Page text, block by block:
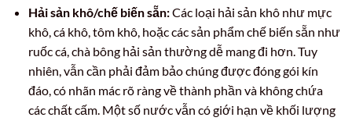
Hải sản khô/chế biến sẵn:Các loại hải sản khô như mực
khô, cá khô, tôm khô, hoặc các sản phẩm chế biến sẵn như
ruốc cá, chà bông hải sản thường dễ mang đi hơn. Tuy
nhiên, vẫn cần phải đảm bảo chúng được đóng gói kín
đáo, có nhãn mác rõ ràng về thành phần và không chứa
các chất cấm. Một số nước vẫn có giới hạn về khối lượng